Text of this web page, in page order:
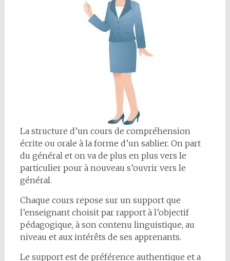
La structure d’un cours de compréhension
écrite ou orale à la forme d’un sablier. On part
du général et on va de plus en plus vers le
particulier pour à nouveau s’ouvrir vers le
général.
Chaque cours repose sur un support que
l’enseignant choisit par rapport à l’objectif
pédagogique, à son contenu linguistique, au
niveau et aux intérêts de ses apprenants.
Le support est de préférence authentique et a